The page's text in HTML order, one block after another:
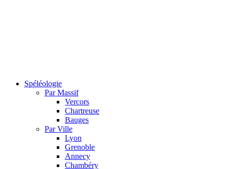
Spéléologie
Par Massif
Vercors
Chartreuse
Bauges
Par Ville
Lyon
Grenoble
Annecy
Chambéry